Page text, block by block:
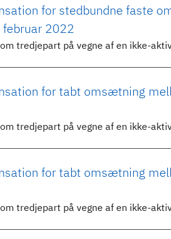
for stedbundne faste
2022
tredjepart på vegne af en ikke-
for tabt omsætning
tredjepart på vegne af en ikke-
for tabt omsætning
tredjepart på vegne af en ikke-